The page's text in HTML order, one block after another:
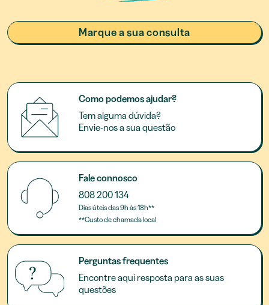
Marque a sua consulta
Como podemos ajudar?
Tem alguma dúvida?
Envie-nos a sua questão
Fale connosco
808 200 134
Dias úteis das 9h às 18h**
**Custo de chamada local
Perguntas frequentes
Encontre aqui resposta para as suas
questões